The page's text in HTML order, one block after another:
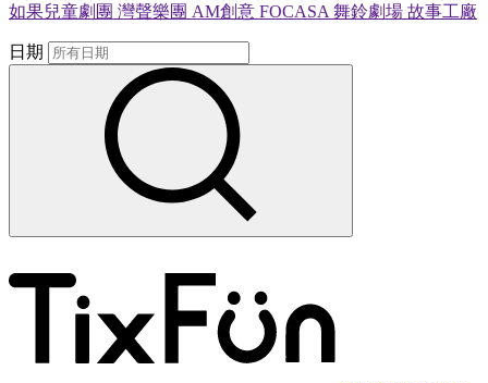
如果兒童劇團 灣聲樂團 AM創意 FOCASA 舞鈴劇場 故事工廠
日期